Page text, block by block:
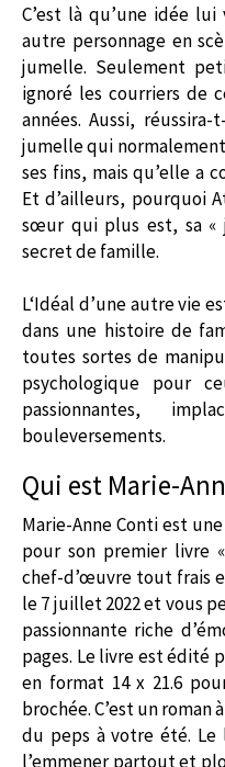
C’est là qu’une idée
autre personnage en
jumelle. Seulement
ignoré les courriers de
années. Aussi,
jumelle qui
ses fins, mais qu’elle a
Et d’ailleurs, pourquoi
sœur qui plus est, sa «
secret de famille.
L‘Idéal d’une autre vie
dans une histoire de
toutes sortes de
psychologique pour
passionnantes,
bouleversements.
Qui est Marie-
Marie-Anne Conti est
pour son premier livre
chef-d’œuvre tout frais
le 7 juillet 2022 et vous
passionnante riche
pages. Le livre est édité
en format 14 x 21.6
brochée. C’est un
du peps à votre été. Le
l’emmener partout et